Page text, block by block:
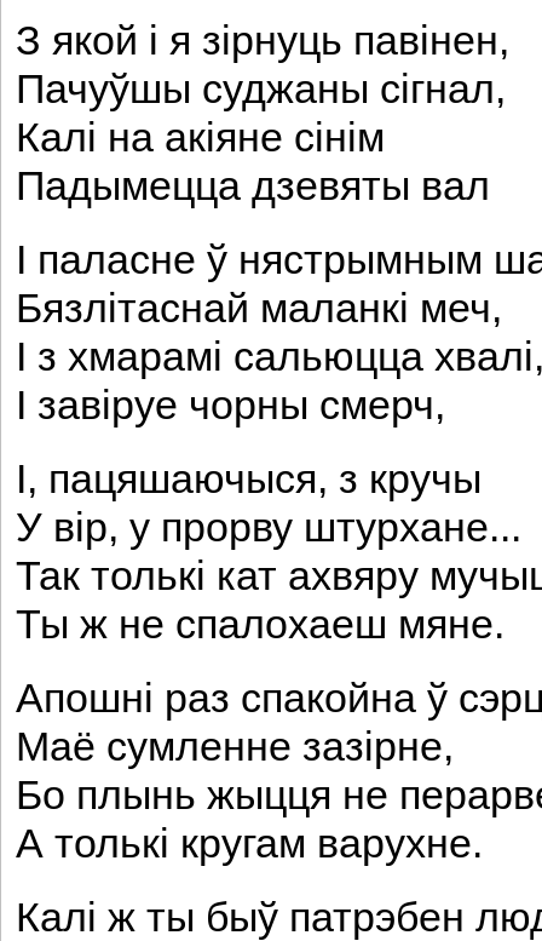
З якой і я зірнуць павінен,
Пачуўшы суджаны сігнал,
Калі на акіяне сінім
Падымецца дзевяты вал
I паласне ў нястрымным
Бязлітаснай маланкі меч,
I з хмарамі сальюцца
I завіруе чорны смерч,
I, пацяшаючыся, з кручы
У вір, у прорву штурхане...
Так толькі кат ахвяру
Ты ж не спалохаеш мяне.
Апошні раз спакойна ў
Маё сумленне зазірне,
Бо плынь жыцця не
А толькі кругам варухне.
Калі ж ты быў патрэбен